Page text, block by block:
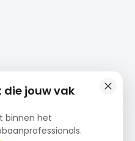
die jouw vak
binnen het